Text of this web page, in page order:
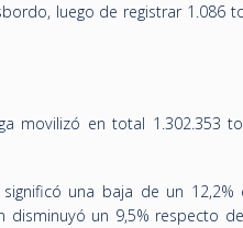
luego de registrar 1.086
movilizó en total 1.302.353
una baja de un 12,2%
un 9,5% respecto